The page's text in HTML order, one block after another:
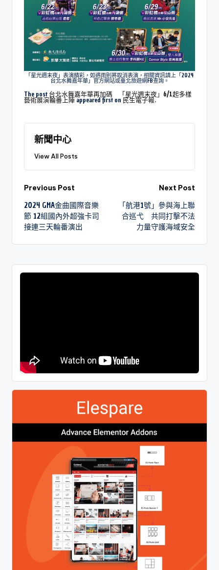
「星光週末夜」表演精彩，如遇雨則將取消表演，相關資訊請上「2024
台北水舞嘉年華」官方網站或臺北旅遊網FB查詢。
The post 台北水舞嘉年華再加碼 「星光週末夜」6/1起多樣
藝術展演輪番上陣appeared first on 民生電子報.
新聞中心
View All Posts
Previous Post
2024 GMA金曲國際音樂
節 12組國內外超強卡司
接連三天輪番演出
Next Post
「航港1號」參與海上聯
合巡弋 共同打擊不法
力量守護海域安全